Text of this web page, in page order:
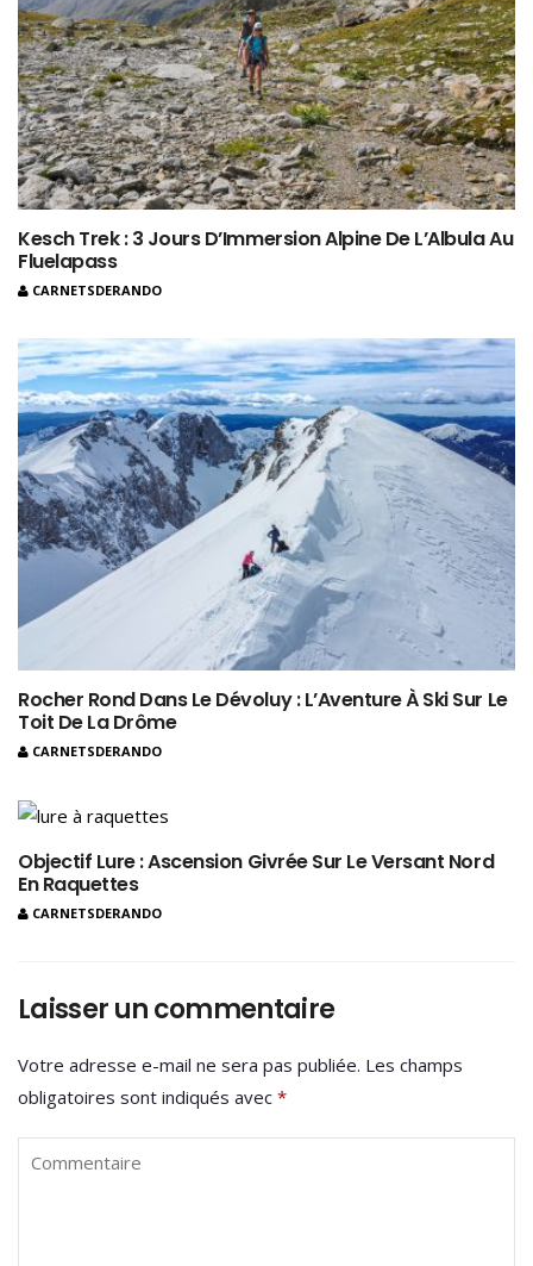
Kesch Trek : 3 Jours D’Immersion Alpine De L’Albula Au
Fluelapass
CARNETSDERANDO
Rocher Rond Dans Le Dévoluy : L’Aventure À Ski Sur Le
Toit De La Drôme
CARNETSDERANDO
Objectif Lure : Ascension Givrée Sur Le Versant Nord
En Raquettes
CARNETSDERANDO
Laisser un commentaire
Votre adresse e-mail ne sera pas publiée. Les champs
obligatoires sont indiqués avec *